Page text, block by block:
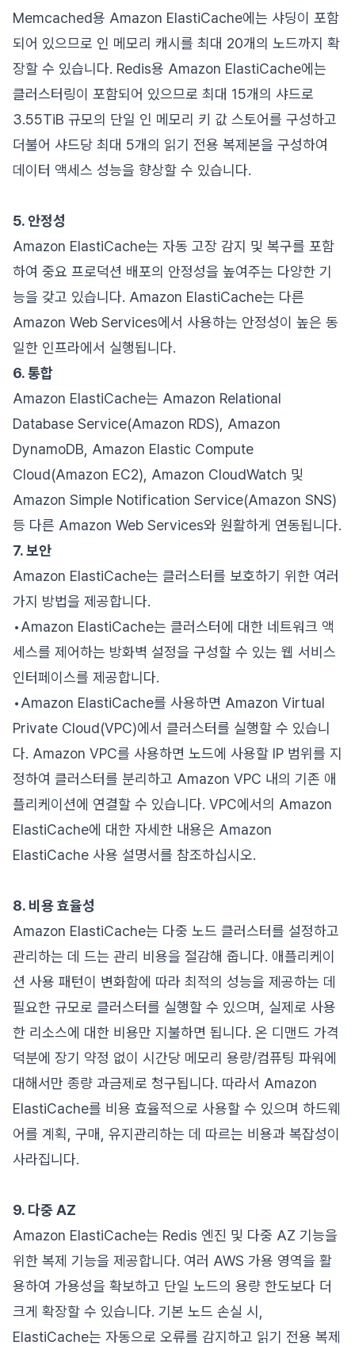
Memcached용 Amazon ElastiCache에는 샤딩이 포함
되어 있으므로 인 메모리 캐시를 최대 20개의 노드까지 확
장할 수 있습니다. Redis용 Amazon ElastiCache에는
클러스터링이 포함되어 있으므로 최대 15개의 샤드로
3.55TiB 규모의 단일 인 메모리 키 값 스토어를 구성하고
더불어 샤드당 최대 5개의 읽기 전용 복제본을 구성하여
데이터 액세스 성능을 향상할 수 있습니다.
5. 안정성
Amazon ElastiCache는 자동 고장 감지 및 복구를 포함
하여 중요 프로덕션 배포의 안정성을 높여주는 다양한 기
능을 갖고 있습니다. Amazon ElastiCache는 다른
Amazon Web Services에서 사용하는 안정성이 높은 동
일한 인프라에서 실행됩니다.
6. 통합
Amazon ElastiCache는 Amazon Relational
Database Service(Amazon RDS), Amazon
DynamoDB, Amazon Elastic Compute
Cloud(Amazon EC2), Amazon CloudWatch 및
Amazon Simple Notification Service(Amazon SNS)
등 다른 Amazon Web Services와 원활하게 연동됩니다.
7. 보안
Amazon ElastiCache는 클러스터를 보호하기 위한 여러
가지 방법을 제공합니다.
•Amazon ElastiCache는 클러스터에 대한 네트워크 액
세스를 제어하는 방화벽 설정을 구성할 수 있는 웹 서비스
인터페이스를 제공합니다.
•Amazon ElastiCache를 사용하면 Amazon Virtual
Private Cloud(VPC)에서 클러스터를 실행할 수 있습니
다. Amazon VPC를 사용하면 노드에 사용할 IP 범위를 지
정하여 클러스터를 분리하고 Amazon VPC 내의 기존 애
플리케이션에 연결할 수 있습니다. VPC에서의 Amazon
ElastiCache에 대한 자세한 내용은 Amazon
ElastiCache 사용 설명서를 참조하십시오.
8. 비용 효율성
Amazon ElastiCache는 다중 노드 클러스터를 설정하고
관리하는 데 드는 관리 비용을 절감해 줍니다. 애플리케이
션 사용 패턴이 변화함에 따라 최적의 성능을 제공하는 데
필요한 규모로 클러스터를 실행할 수 있으며, 실제로 사용
한 리소스에 대한 비용만 지불하면 됩니다. 온 디맨드 가격
덕분에 장기 약정 없이 시간당 메모리 용량/컴퓨팅 파워에
대해서만 종량 과금제로 청구됩니다. 따라서 Amazon
ElastiCache를 비용 효율적으로 사용할 수 있으며 하드웨
어를 계획, 구매, 유지관리하는 데 따르는 비용과 복잡성이
사라집니다.
9. 다중 AZ
Amazon ElastiCache는 Redis 엔진 및 다중 AZ 기능을
위한 복제 기능을 제공합니다. 여러 AWS 가용 영역을 활
용하여 가용성을 확보하고 단일 노드의 용량 한도보다 더
크게 확장할 수 있습니다. 기본 노드 손실 시,
ElastiCache는 자동으로 오류를 감지하고 읽기 전용 복제